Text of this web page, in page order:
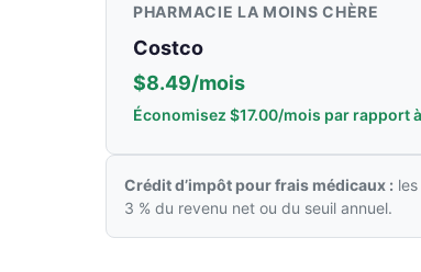
PHARMACIE LA MOINS CHÈRE
Costco
$8.49/mois
Économisez $17.00/mois par rapport
Crédit d’impôt pour frais médicaux :
3 % du revenu net ou du seuil annuel.